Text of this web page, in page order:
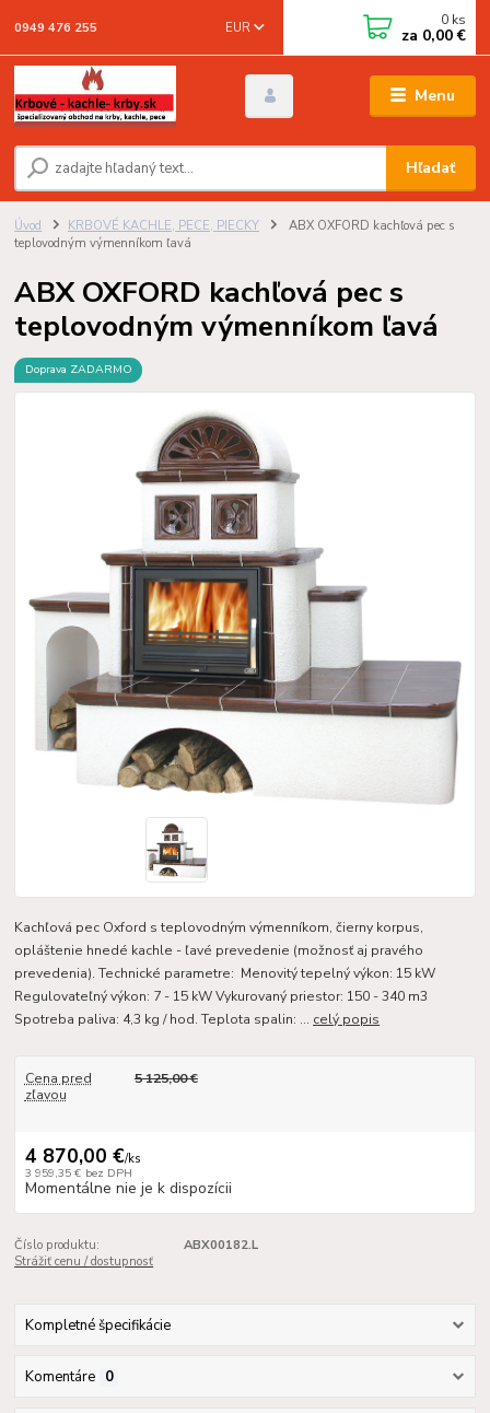
Menu
EUR
Hľadať
0949 476 255 0 ks
za 0,00 €
Úvod KRBOVÉ KACHLE, PECE, PIECKY
ABX OXFORD kachľová pec s
teplovodným výmenníkom ľavá
ABX OXFORD kachľová pec s
teplovodným výmenníkom ľavá
Doprava ZADARMO
Kachľová pec Oxford s teplovodným výmenníkom, čierny korpus,
opláštenie hnedé kachle - ľavé prevedenie (možnosť aj pravého
prevedenia). Technické parametre: Menovitý tepelný výkon: 15 kW
Regulovateľný výkon: 7 - 15 kW Vykurovaný priestor: 150 - 340 m3
Spotreba paliva: 4,3 kg / hod. Teplota spalin: ... celý popis
Cena pred
zľavou
5 125,00 €
4 870,00 €/ks
3 959,35 € bez DPH
Momentálne nie je k dispozícii
Číslo produktu:
ABX00182.L
Strážiť cenu / dostupnosť
Kompletné špecifikácie
Komentáre 0